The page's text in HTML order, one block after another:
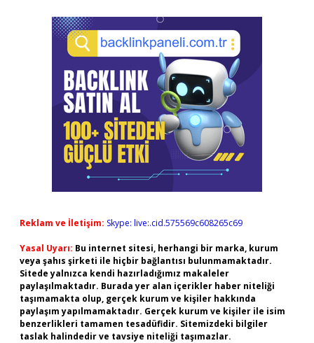
Reklam ve İletişim: Skype: live:.cid.575569c608265c69
Yasal Uyarı: Bu internet sitesi, herhangi bir marka, kurum
veya şahıs şirketi ile hiçbir bağlantısı bulunmamaktadır.
Sitede yalnızca kendi hazırladığımız makaleler
paylaşılmaktadır. Burada yer alan içerikler haber niteliği
taşımamakta olup, gerçek kurum ve kişiler hakkında
paylaşım yapılmamaktadır. Gerçek kurum ve kişiler ile isim
benzerlikleri tamamen tesadüfidir. Sitemizdeki bilgiler
taslak halindedir ve tavsiye niteliği taşımazlar.